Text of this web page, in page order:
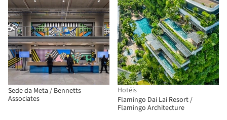
Sede da Meta / Bennetts
Associates
Hotéis
Flamingo Dai Lai Resort /
Flamingo Architecture